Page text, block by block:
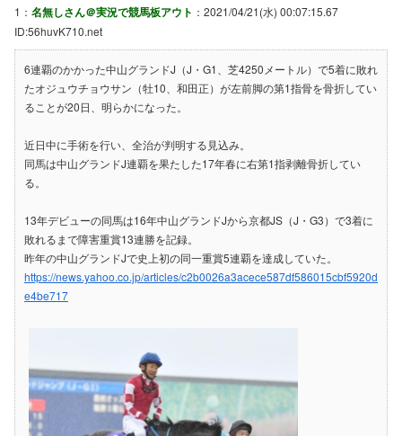
1： 名無しさん＠実況で競馬板アウト ：2021/04/21(水) 00:07:15.67
ID:56huvK710.net
6連覇のかかった中山グランドJ（J・G1、芝4250メートル）で5着に敗れ
たオジュウチョウサン（牡10、和田正）が左前脚の第1指骨を骨折してい
ることが20日、明らかになった。
近日中に手術を行い、全治が判明する見込み。
同馬は中山グランドJ連覇を果たした17年春に右第1指剥離骨折してい
る。
13年デビューの同馬は16年中山グランドJから京都JS（J・G3）で3着に
敗れるまで障害重賞13連勝を記録。
昨年の中山グランドJで史上初の同一重賞5連覇を達成していた。
https://news.yahoo.co.jp/articles/c2b0026a3acece587df586015cbf5920d
e4be717